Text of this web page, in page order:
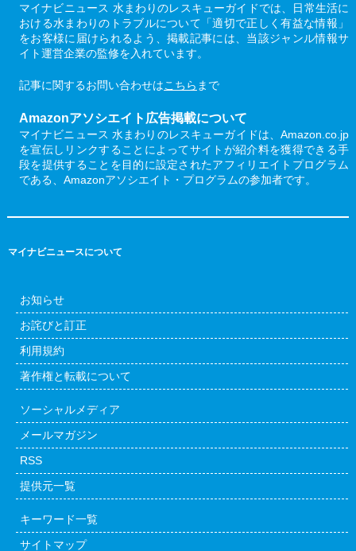
マイナビニュース 水まわりのレスキューガイドでは、日常生活に
おける水まわりのトラブルについて「適切で正しく有益な情報」
をお客様に届けられるよう、掲載記事には、当該ジャンル情報サ
イト運営企業の監修を入れています。
記事に関するお問い合わせはこちら まで
Amazonアソシエイト広告掲載について
マイナビニュース 水まわりのレスキューガイドは、Amazon.co.jp
を宣伝しリンクすることによってサイトが紹介料を獲得できる手
段を提供することを目的に設定されたアフィリエイトプログラム
である、Amazonアソシエイト・プログラムの参加者です。
マイナビニュースについて
お知らせ
お詫びと訂正
利用規約
著作権と転載について
ソーシャルメディア
メールマガジン
RSS
提供元一覧
キーワード一覧
サイトマップ